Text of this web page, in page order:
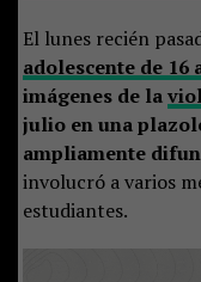
El lunes recién
adolescente de 16
imágenes de la
julio en una
ampliamente
involucró a varios
estudiantes.